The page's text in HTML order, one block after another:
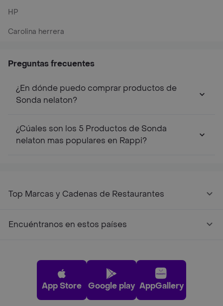
HP
Carolina herrera
Preguntas frecuentes
¿En dónde puedo comprar productos de
Sonda nelaton?
¿Cúales son los 5 Productos de Sonda
nelaton mas populares en Rappi?
Top Marcas y Cadenas de Restaurantes
Encuéntranos en estos países
App Store Google play AppGallery